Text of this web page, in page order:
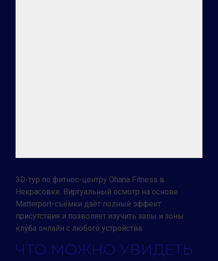
3D-тур по фитнес-центру Ohana Fitness в
Некрасовке. Виртуальный осмотр на основе
Matterport-съёмки даёт полный эффект
присутствия и позволяет изучить залы и зоны
клуба онлайн с любого устройства.
ЧТО МОЖНО УВИДЕТЬ